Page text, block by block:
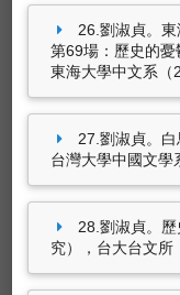
有關校
26.劉淑貞。
第69場：歷史的憂
東海大學中文系（
27.劉淑貞。
台灣大學中國文學
28.劉淑貞。
究），台大台文所